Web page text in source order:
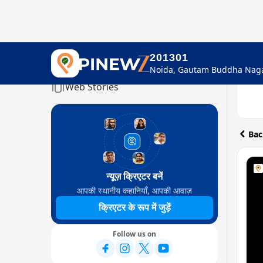
201301
Home
Web Stories
न्यूज़ क्रिएटर बनें
आपकी स्थानीय कहानियाँ, आपकी आवाज़
क्रिएटर के रूप में जुड़ें
Follow us on